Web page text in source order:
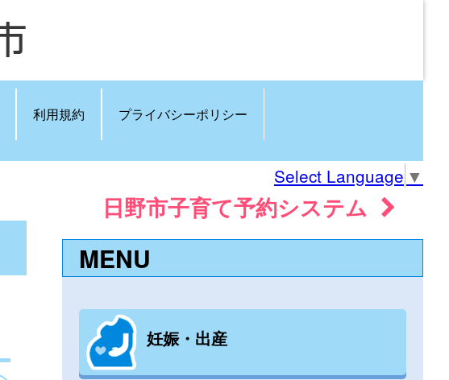
利用規約 プライバシーポリシー
Select Language ▼
日野市子育て予約システム
MENU
妊娠・出産